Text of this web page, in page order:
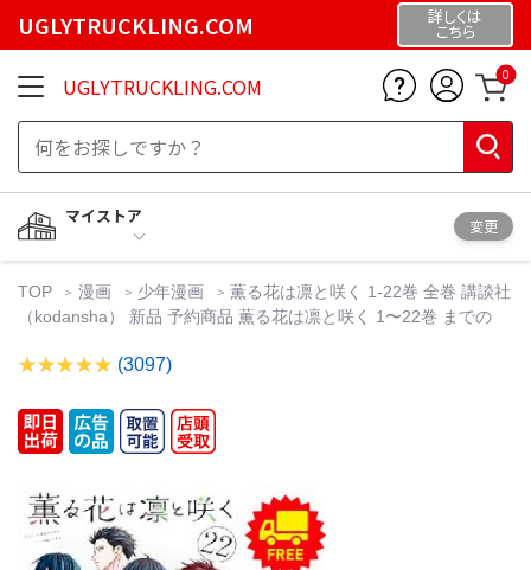
UGLYTRUCKLING.COM 詳しくは
こちら
UGLYTRUCKLING.COM 0
マイストア
変更
TOP 漫画 少年漫画
薫る花は凛と咲く 1-22巻 全巻 講談社
（kodansha） 新品 予約商品 薫る花は凛と咲く 1〜22巻 までの
(3097)